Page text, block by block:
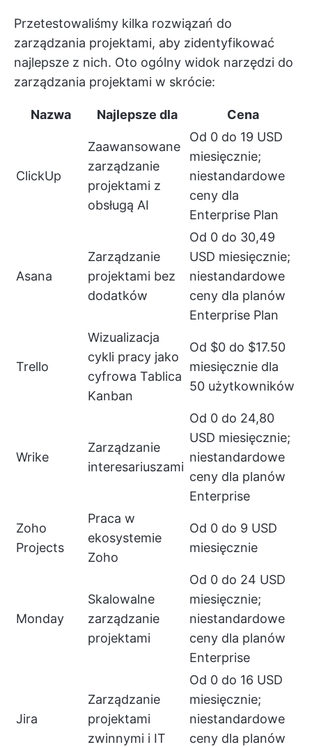
Przetestowaliśmy kilka rozwiązań do
zarządzania projektami, aby zidentyfikować
najlepsze z nich. Oto ogólny widok narzędzi do
zarządzania projektami w skrócie:
Nazwa Najlepsze dla Cena
ClickUp
Zaawansowane
zarządzanie
projektami z
obsługą AI
Od 0 do 19 USD
miesięcznie;
niestandardowe
ceny dla
Enterprise Plan
Asana
Zarządzanie
projektami bez
dodatków
Od 0 do 30,49
USD miesięcznie;
niestandardowe
ceny dla planów
Enterprise Plan
Trello
Wizualizacja
cykli pracy jako
cyfrowa Tablica
Kanban
Od $0 do $17.50
miesięcznie dla
50 użytkowników
Wrike
Zarządzanie
interesariuszami
Od 0 do 24,80
USD miesięcznie;
niestandardowe
ceny dla planów
Enterprise
Zoho
Projects
Praca w
ekosystemie
Zoho
Od 0 do 9 USD
miesięcznie
Monday
Skalowalne
zarządzanie
projektami
Od 0 do 24 USD
miesięcznie;
niestandardowe
ceny dla planów
Enterprise
Jira
Zarządzanie
projektami
zwinnymi i IT
Od 0 do 16 USD
miesięcznie;
niestandardowe
ceny dla planów